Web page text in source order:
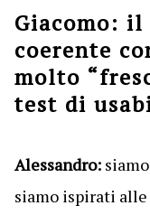
Giacomo: il
coerente
molto
test di
Alessandro:
siamo ispirati